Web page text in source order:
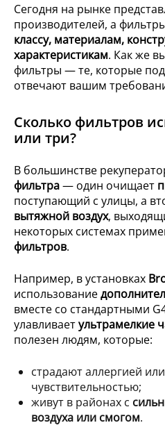
Сегодня на рынке
производителей, а
классу, материалам,
характеристикам. Как же
фильтры — те, которые
отвечают вашим
Сколько фильтров
или три?
В большинстве
фильтра— один очищает
поступающий с улицы, а
вытяжной воздух,
некоторых системах
фильтров.
Например, в установках
использование
вместе со стандартными
улавливаетультрамелкие
полезен людям, которые:
страдают аллергией
чувствительностью;
живут в районах с
воздуха или смогом.